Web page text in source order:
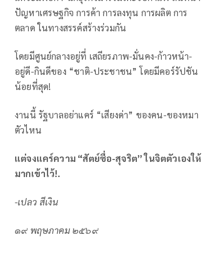
ปัญหาเศรษฐกิจ การค้า การลงทุน การผลิต การ
ตลาด ในทางสรรค์สร้างร่วมกัน
โดยมีศูนย์กลางอยู่ที่ เสถียรภาพ-มั่นคง-ก้าวหน้า-
อยู่ดี-กินดีของ “ชาติ-ประชาชน” โดยมีคอร์รัปชัน
น้อยที่สุด!
งานนี้ รัฐบาลอย่าแคร์ “เสียงด่า” ของคน-ของหมา
ตัวไหน
แต่จงแคร์ความ “สัตย์ซื่อ-สุจริต” ในจิตตัวเองให้
มากเข้าไว้!.
-เปลว สีเงิน
๑๙ พฤษภาคม ๒๕๖๙